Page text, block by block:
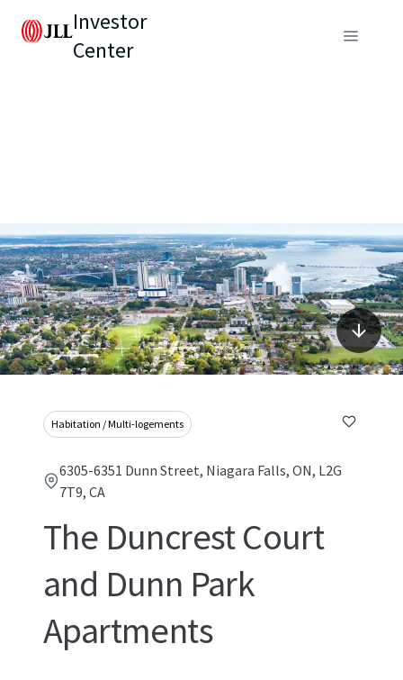
Investor
Center
Habitation / Multi-logements
6305-6351 Dunn Street, Niagara Falls, ON, L2G
7T9, CA
The Duncrest Court
and Dunn Park
Apartments